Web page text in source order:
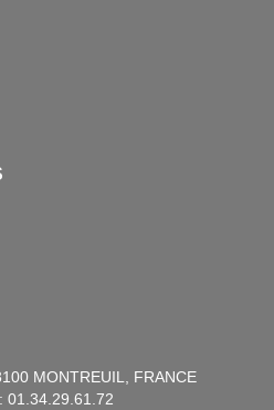
MONTREUIL, FRANCE
01.34.29.61.72